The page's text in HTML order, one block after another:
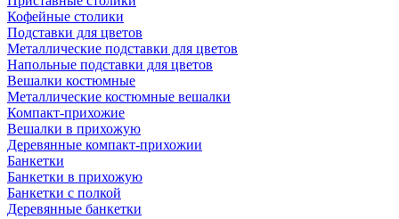
Кофейные столики
Подставки для цветов
Металлические подставки для цветов
Напольные подставки для цветов
Вешалки костюмные
Металлические костюмные вешалки
Компакт-прихожие
Вешалки в прихожую
Деревянные компакт-прихожии
Банкетки
Банкетки в прихожую
Банкетки с полкой
Деревянные банкетки